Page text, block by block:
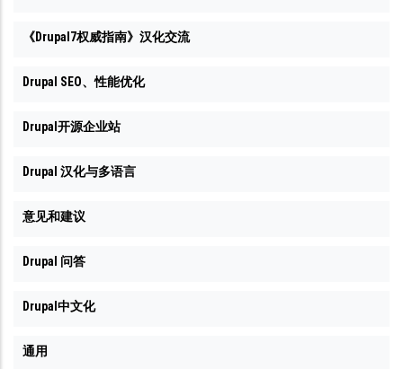
《Drupal7权威指南》汉化交流
Drupal SEO、性能优化
Drupal开源企业站
Drupal 汉化与多语言
意见和建议
Drupal 问答
Drupal中文化
通用